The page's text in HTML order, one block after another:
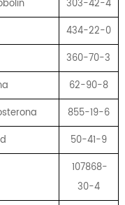
303-42-4
434-22-0
360-70-3
62-90-8
855-19-6
50-41-9
107868-
30-4